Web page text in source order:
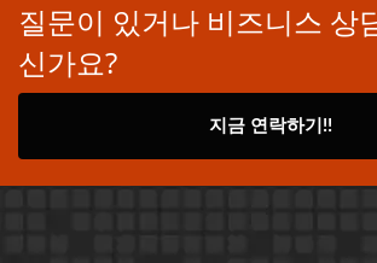
질문이 있거나 비즈니스 상
신가요?
지금 연락하기!!